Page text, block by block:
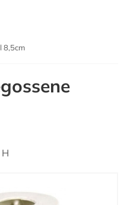
8,5cm